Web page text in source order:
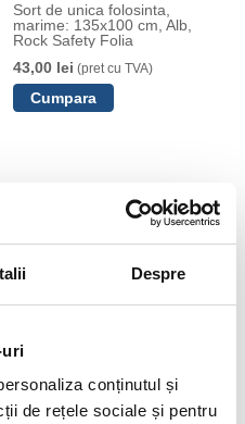
Despre
uri
conținutul și
de rețele sociale și pentru
Sort de unica folosinta,
marime: 135x100 cm, Alb,
Rock Safety Folia
43,00 lei (pret cu TVA)